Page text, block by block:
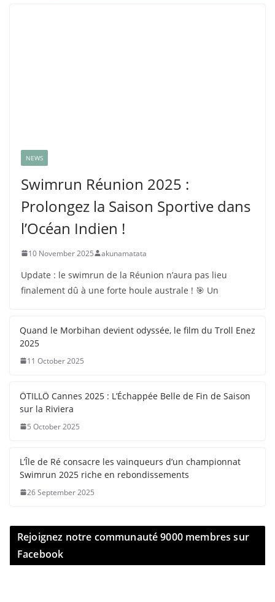
NEWS
Swimrun Réunion 2025 :
Prolongez la Saison Sportive dans
l’Océan Indien !
10 November 2025 akunamatata
Update : le swimrun de la Réunion n’aura pas lieu
finalement dû à une forte houle australe ! 🎯 Un
Quand le Morbihan devient odyssée, le film du Troll Enez
2025
11 October 2025
ÖTILLÖ Cannes 2025 : L’Échappée Belle de Fin de Saison
sur la Riviera
5 October 2025
L’Île de Ré consacre les vainqueurs d’un championnat
Swimrun 2025 riche en rebondissements
26 September 2025
Rejoignez notre communauté 9000 membres sur
Facebook